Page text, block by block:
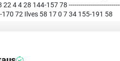
4 4 28 144-157 78
72 Ilves 58 17 0 7 34 155-191 58